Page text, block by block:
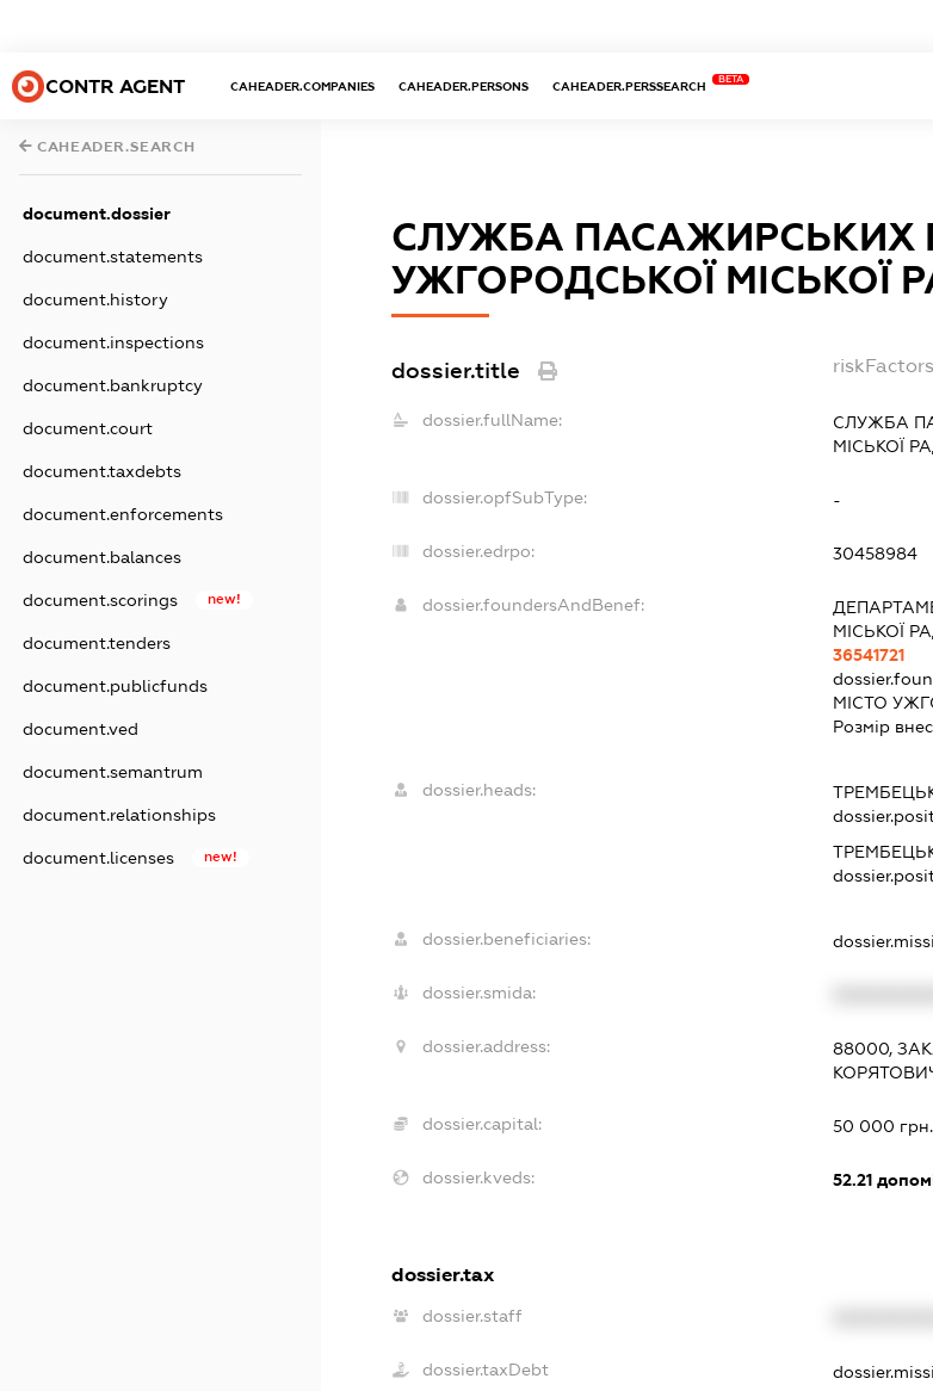
CONTR AGENT CAHEADER.COMPANIES CAHEADER.PERSONS CAHEADER.PERSSEARCH
BETA
CAHEADER.SEARCH
document.dossier
document.statements
document.history
document.inspections
document.bankruptcy
document.court
document.taxdebts
document.enforcements
document.balances
document.scorings new!
document.tenders
document.publicfunds
document.ved
document.semantrum
document.relationships
document.licenses new!
СЛУЖБА ПАСАЖИРСЬКИХ
УЖГОРОДСЬКОЇ МІСЬКОЇ
dossier.title
dossier.fullName:
СЛУЖБА
МІСЬКОЇ
dossier.opfSubType: -
dossier.edrpo: 30458984
dossier.foundersAndBenef:
МІСЬКОЇ
36541721
МІСТО
Розмір
dossier.heads:
dossier.beneficiaries:
dossier.smida:
dossier.address:
88000,
dossier.capital: 50 000 грн.
dossier.kveds: 52.21
dossier.tax
dossier.staff
dossier.taxDebt